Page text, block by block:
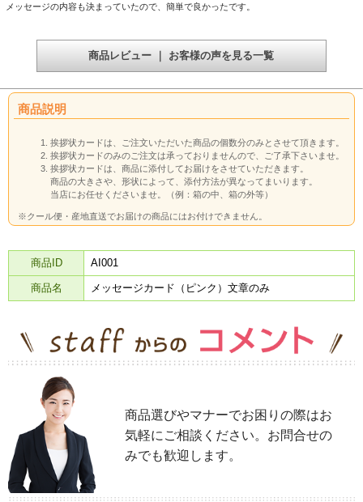
メッセージの内容も決まっていたので、簡単で良かったです。
商品レビュー ｜ お客様の声を見る一覧
商品説明
挨拶状カードは、ご注文いただいた商品の個数分のみとさせて頂きます。
挨拶状カードのみのご注文は承っておりませんので、ご了承下さいませ。
挨拶状カードは、商品に添付してお届けをさせていただきます。
商品の大きさや、形状によって、添付方法が異なってまいります。
当店にお任せくださいませ。（例：箱の中、箱の外等）
※クール便・産地直送でお届けの商品にはお付けできません。
商品ID AI001
商品名 メッセージカード（ピンク）文章のみ
商品選びやマナーでお困りの際はお
気軽にご相談ください。お問合せの
みでも歓迎します。